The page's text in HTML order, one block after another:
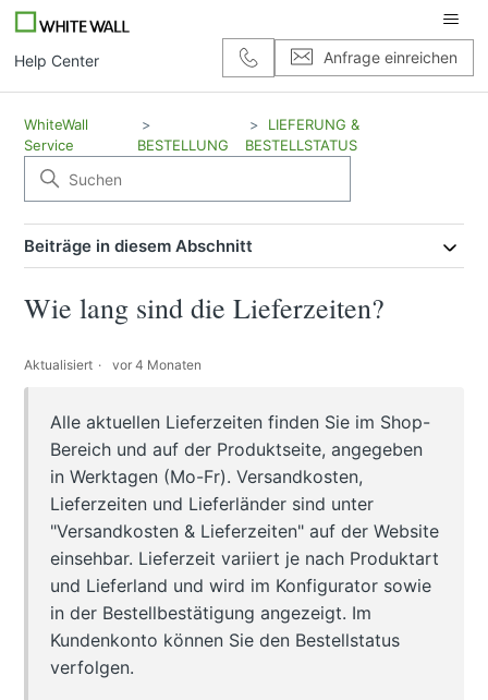
Help Center Anfrage einreichen
WhiteWall
Service
BESTELLUNG
LIEFERUNG &
BESTELLSTATUS
Beiträge in diesem Abschnitt
Wie lang sind die Lieferzeiten?
Aktualisiert vor 4 Monaten
Alle aktuellen Lieferzeiten finden Sie im Shop-
Bereich und auf der Produktseite, angegeben
in Werktagen (Mo-Fr). Versandkosten,
Lieferzeiten und Lieferländer sind unter
"Versandkosten & Lieferzeiten" auf der Website
einsehbar. Lieferzeit variiert je nach Produktart
und Lieferland und wird im Konfigurator sowie
in der Bestellbestätigung angezeigt. Im
Kundenkonto können Sie den Bestellstatus
verfolgen.